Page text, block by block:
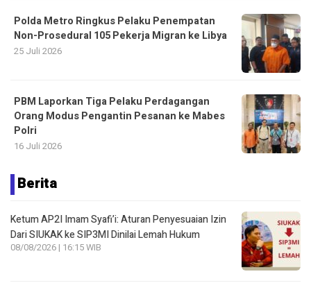
Polda Metro Ringkus Pelaku Penempatan
Non-Prosedural 105 Pekerja Migran ke Libya
25 Juli 2026
PBM Laporkan Tiga Pelaku Perdagangan
Orang Modus Pengantin Pesanan ke Mabes
Polri
16 Juli 2026
Berita
Ketum AP2I Imam Syafi’i: Aturan Penyesuaian Izin
Dari SIUKAK ke SIP3MI Dinilai Lemah Hukum
08/08/2026 | 16:15 WIB